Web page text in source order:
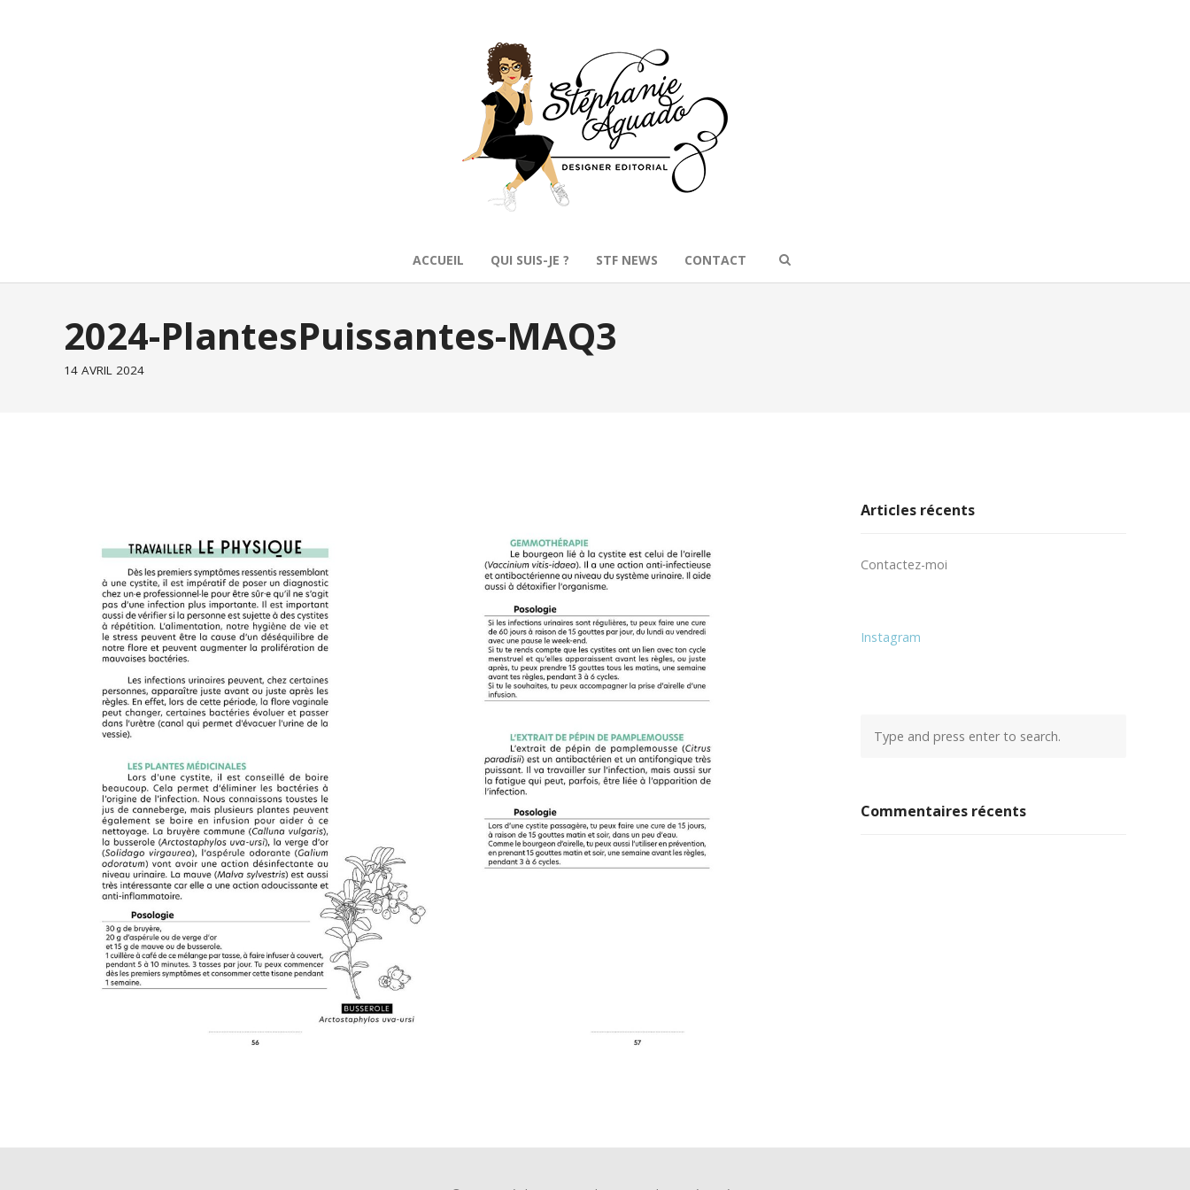
ACCUEIL QUI SUIS-JE ? STF NEWS CONTACT
2024-PlantesPuissantes-MAQ3
14 AVRIL 2024
Articles récents
Contactez-moi
Instagram
Commentaires récents